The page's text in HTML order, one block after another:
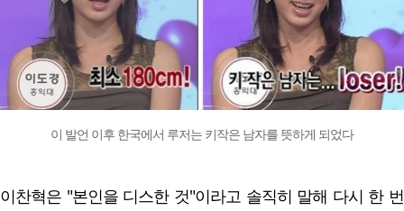
이 발언 이후 한국에서 루저는 키작은 남자를 뜻하게 되었다
이찬혁은 "본인을 디스한 것"이라고 솔직히 말해 다시 한 번